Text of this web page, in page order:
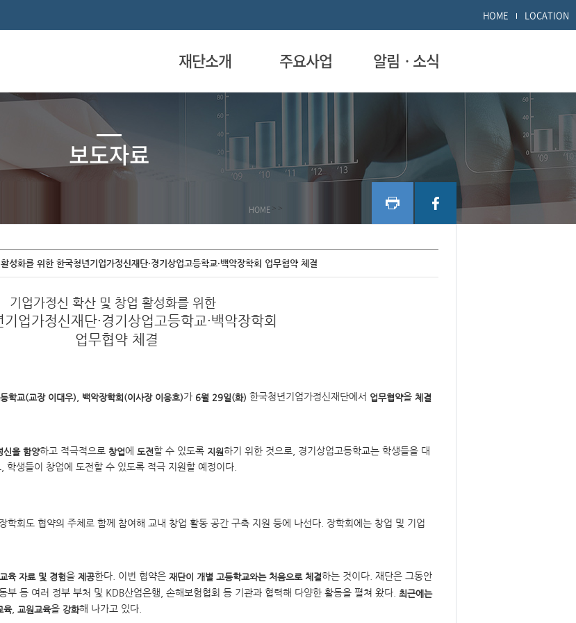
HOME LOCATION
재단소개 주요사업 알림ㆍ소식
보도자료
HOME > >
성화를 위한 한국청년기업가정신재단·경기상업고등학교·백악장학회 업무협약 체결
기업가정신 확산 및 창업 활성화를 위한
기업가정신재단·경기상업고등학교·백악장학회
업무협약 체결
학교(교장 이대우), 백악장학회(이사장 이응호)가 6월 29일(화) 한국청년기업가정신재단에서 업무협약을 체결
신을 함양하고 적극적으로 창업에 도전할 수 있도록 지원하기 위한 것으로, 경기상업고등학교는 학생들을 대
생들이 창업에 도전할 수 있도록 적극 지원할 예정이다.
회도 협약의 주체로 함께 참여해 교내 창업 활동 공간 구축 지원 등에 나선다. 장학회에는 창업 및 기업
육 자료 및 경험을 제공한다. 이번 협약은 재단이 개별 고등학교와는 처음으로 체결하는 것이다. 재단은 그동안
부 등 여러 정부 부처 및 KDB산업은행, 손해보험협회 등 기관과 협력해 다양한 활동을 펼쳐 왔다. 최근에는
육, 교원교육을 강화해 나가고 있다.